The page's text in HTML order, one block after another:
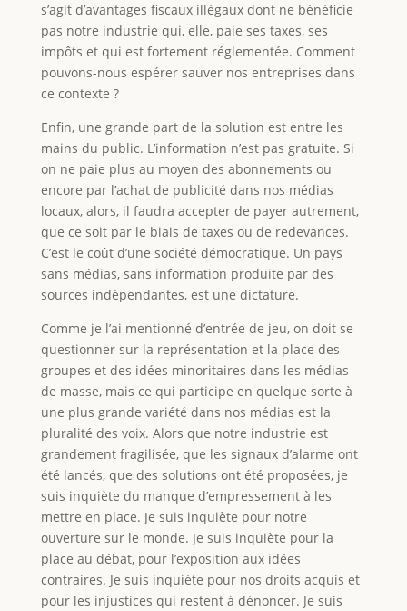
s’agit d’avantages fiscaux illégaux dont ne bénéficie
pas notre industrie qui, elle, paie ses taxes, ses
impôts et qui est fortement réglementée. Comment
pouvons-nous espérer sauver nos entreprises dans
ce contexte ?
Enfin, une grande part de la solution est entre les
mains du public. L’information n’est pas gratuite. Si
on ne paie plus au moyen des abonnements ou
encore par l’achat de publicité dans nos médias
locaux, alors, il faudra accepter de payer autrement,
que ce soit par le biais de taxes ou de redevances.
C’est le coût d’une société démocratique. Un pays
sans médias, sans information produite par des
sources indépendantes, est une dictature.
Comme je l’ai mentionné d’entrée de jeu, on doit se
questionner sur la représentation et la place des
groupes et des idées minoritaires dans les médias
de masse, mais ce qui participe en quelque sorte à
une plus grande variété dans nos médias est la
pluralité des voix. Alors que notre industrie est
grandement fragilisée, que les signaux d’alarme ont
été lancés, que des solutions ont été proposées, je
suis inquiète du manque d’empressement à les
mettre en place. Je suis inquiète pour notre
ouverture sur le monde. Je suis inquiète pour la
place au débat, pour l’exposition aux idées
contraires. Je suis inquiète pour nos droits acquis et
pour les injustices qui restent à dénoncer. Je suis